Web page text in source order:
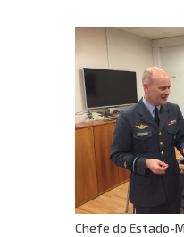
Chefe do Estado-